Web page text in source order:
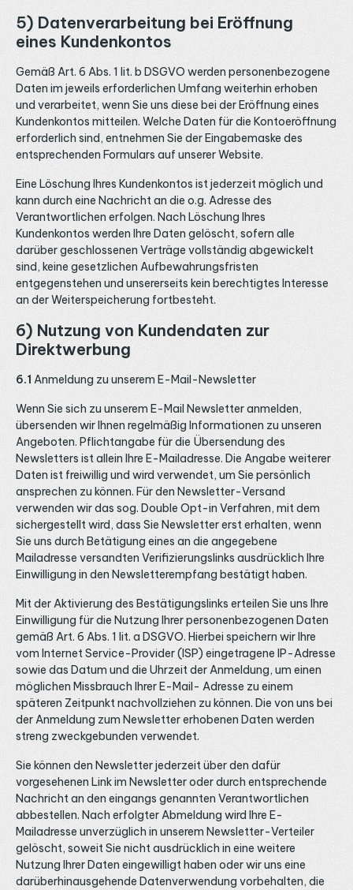
5) Datenverarbeitung bei Eröffnung
eines Kundenkontos
Gemäß Art. 6 Abs. 1 lit. b DSGVO werden personenbezogene
Daten im jeweils erforderlichen Umfang weiterhin erhoben
und verarbeitet, wenn Sie uns diese bei der Eröffnung eines
Kundenkontos mitteilen. Welche Daten für die Kontoeröffnung
erforderlich sind, entnehmen Sie der Eingabemaske des
entsprechenden Formulars auf unserer Website.
Eine Löschung Ihres Kundenkontos ist jederzeit möglich und
kann durch eine Nachricht an die o.g. Adresse des
Verantwortlichen erfolgen. Nach Löschung Ihres
Kundenkontos werden Ihre Daten gelöscht, sofern alle
darüber geschlossenen Verträge vollständig abgewickelt
sind, keine gesetzlichen Aufbewahrungsfristen
entgegenstehen und unsererseits kein berechtigtes Interesse
an der Weiterspeicherung fortbesteht.
6) Nutzung von Kundendaten zur
Direktwerbung
6.1 Anmeldung zu unserem E-Mail-Newsletter
Wenn Sie sich zu unserem E-Mail Newsletter anmelden,
übersenden wir Ihnen regelmäßig Informationen zu unseren
Angeboten. Pflichtangabe für die Übersendung des
Newsletters ist allein Ihre E-Mailadresse. Die Angabe weiterer
Daten ist freiwillig und wird verwendet, um Sie persönlich
ansprechen zu können. Für den Newsletter-Versand
verwenden wir das sog. Double Opt-in Verfahren, mit dem
sichergestellt wird, dass Sie Newsletter erst erhalten, wenn
Sie uns durch Betätigung eines an die angegebene
Mailadresse versandten Verifizierungslinks ausdrücklich Ihre
Einwilligung in den Newsletterempfang bestätigt haben.
Mit der Aktivierung des Bestätigungslinks erteilen Sie uns Ihre
Einwilligung für die Nutzung Ihrer personenbezogenen Daten
gemäß Art. 6 Abs. 1 lit. a DSGVO. Hierbei speichern wir Ihre
vom Internet Service-Provider (ISP) eingetragene IP-Adresse
sowie das Datum und die Uhrzeit der Anmeldung, um einen
möglichen Missbrauch Ihrer E-Mail- Adresse zu einem
späteren Zeitpunkt nachvollziehen zu können. Die von uns bei
der Anmeldung zum Newsletter erhobenen Daten werden
streng zweckgebunden verwendet.
Sie können den Newsletter jederzeit über den dafür
vorgesehenen Link im Newsletter oder durch entsprechende
Nachricht an den eingangs genannten Verantwortlichen
abbestellen. Nach erfolgter Abmeldung wird Ihre E-
Mailadresse unverzüglich in unserem Newsletter-Verteiler
gelöscht, soweit Sie nicht ausdrücklich in eine weitere
Nutzung Ihrer Daten eingewilligt haben oder wir uns eine
darüberhinausgehende Datenverwendung vorbehalten, die